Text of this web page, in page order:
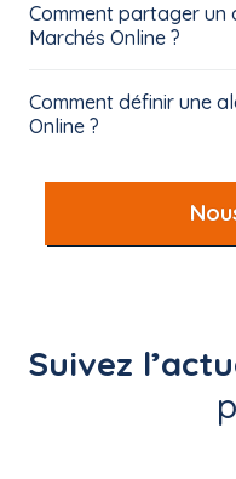
Comment partager un
Marchés Online ?
Comment définir une
Online ?
Suivez